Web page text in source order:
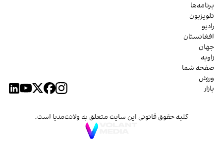
برنامه‌ها
تلویزیون
رادیو
افغانستان
جهان
زاویه
صفحه شما
ورزش
بازار
کلیه حقوق قانونی این سایت متعلق به ولانت‌مدیا است.